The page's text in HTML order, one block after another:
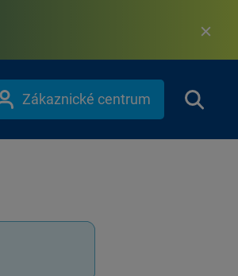
Zákaznické centrum